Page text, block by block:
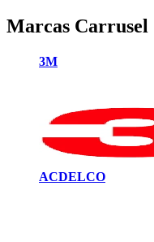
Marcas Carrusel
3M
ACDELCO